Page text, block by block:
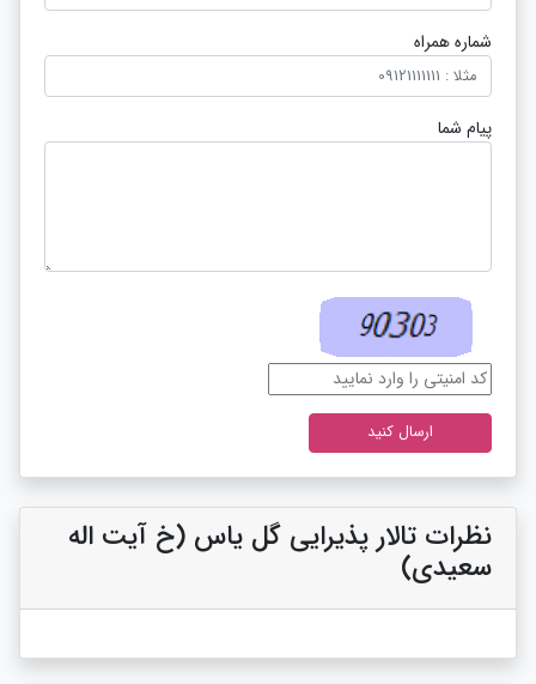
شماره همراه
پیام شما
نظرات تالار پذیرایی گل یاس (خ آیت اله
سعیدی)